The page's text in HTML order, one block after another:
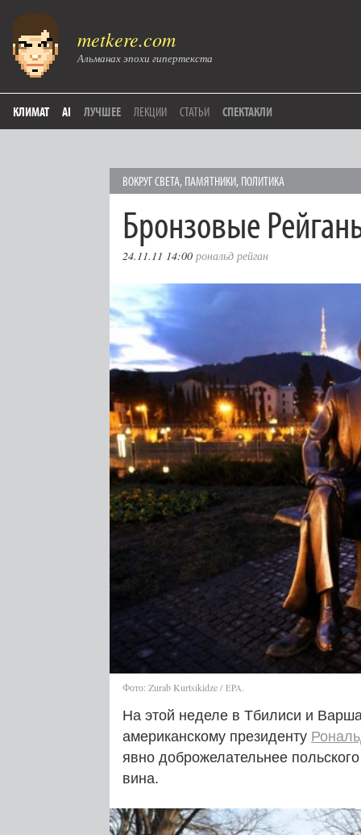
metkere.com
Альманах эпохи гипертекста
КЛИМАТ AI ЛУЧШЕЕ ЛЕКЦИИ СТАТЬИ СПЕКТАКЛИ
ВОКРУГ СВЕТА, ПАМЯТНИКИ, ПОЛИТИКА
Бронзовые
24.11.11 14:00 рональд рейган
Фото: Zurab Kurtsikidze / EPA.
На этой неделе в Тбилиси и
американскому президенту
явно доброжелательнее
вина.